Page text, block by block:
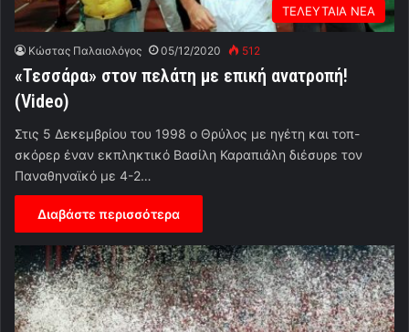
ΤΕΛΕΥΤΑΙΑ ΝΕΑ
Κώστας Παλαιολόγος 05/12/2020 512
«Τεσσάρα» στον πελάτη με επική ανατροπή!
(Video)
Στις 5 Δεκεμβρίου του 1998 ο Θρύλος με ηγέτη και τοπ-
σκόρερ έναν εκπληκτικό Βασίλη Καραπιάλη διέσυρε τον
Παναθηναϊκό με 4-2…
Διαβάστε περισσότερα